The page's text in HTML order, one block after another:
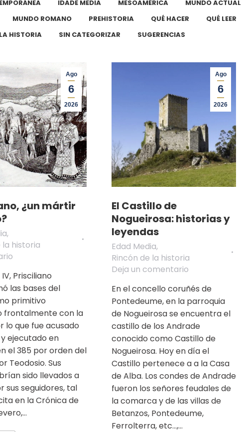
IDADE MEDIA MESOAMÉRICA MUNDO ACTUAL
MUNDO ROMANO PREHISTORIA QUÉ HACER QUÉ LEER
HISTORIA
SIN CATEGORIZAR SUGERENCIAS
Ago
6
2026
¿un mártir
,
la historia
Prisciliano
las bases del
primitivo
frontalmente con la
lo que fue acusado
ejecutado en
el 385 por orden del
Teodosio. Sus
sido llevados a
sus seguidores, tal
en la Crónica de
Ago
6
2026
El Castillo de
Nogueirosa: historias y
leyendas
Edad Media,
Rincón de la historia
Deja un comentario
En el concello coruñés de
Pontedeume, en la parroquia
de Nogueirosa se encuentra el
castillo de los Andrade
conocido como Castillo de
Nogueirosa. Hoy en día el
Castillo pertenece a a la Casa
de Alba. Los condes de Andrade
fueron los señores feudales de
la comarca y de las villas de
Betanzos, Pontedeume,
Ferrolterra, etc…,…